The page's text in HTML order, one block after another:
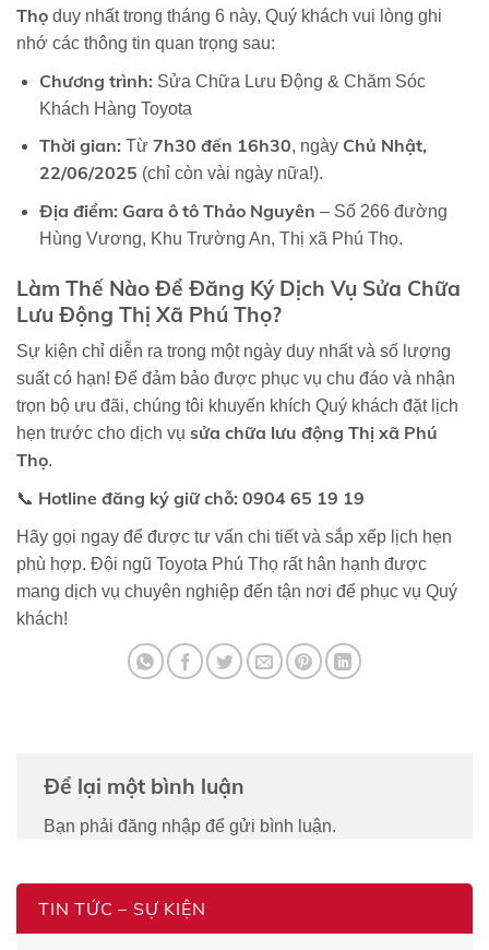
TIN TỨC – SỰ KIỆN
Thọ duy nhất trong tháng 6 này, Quý khách vui lòng ghi
nhớ các thông tin quan trọng sau:
Chương trình:Sửa Chữa Lưu Động & Chăm Sóc
Khách Hàng Toyota
Thời gian:Từ 7h30 đến 16h30, ngày Chủ Nhật,
22/06/2025 (chỉ còn vài ngày nữa!).
Địa điểm: Gara ô tô Thảo Nguyên – Số 266 đường
Hùng Vương, Khu Trường An, Thị xã Phú Thọ.
Làm Thế Nào Để Đăng Ký Dịch Vụ Sửa Chữa
Lưu Động Thị Xã Phú Thọ?
Sự kiện chỉ diễn ra trong một ngày duy nhất và số lượng
suất có hạn! Để đảm bảo được phục vụ chu đáo và nhận
trọn bộ ưu đãi, chúng tôi khuyến khích Quý khách đặt lịch
hẹn trước cho dịch vụ sửa chữa lưu động Thị xã Phú
Thọ.
📞 Hotline đăng ký giữ chỗ: 0904 65 19 19
Hãy gọi ngay để được tư vấn chi tiết và sắp xếp lịch hẹn
phù hợp. Đội ngũ Toyota Phú Thọ rất hân hạnh được
mang dịch vụ chuyên nghiệp đến tận nơi để phục vụ Quý
khách!
Để lại một bình luận
Bạn phải đăng nhập để gửi bình luận.